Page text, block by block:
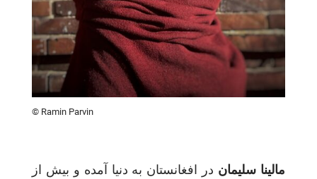
© Ramin Parvin
مالینا سلیمان در افغانستان به دنیا آمده و بیش از